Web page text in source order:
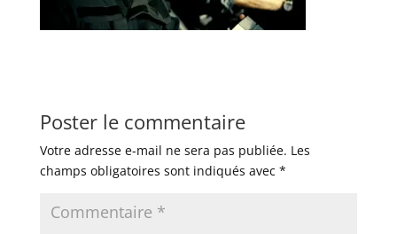
Poster le commentaire
Votre adresse e-mail ne sera pas publiée. Les
champs obligatoires sont indiqués avec *